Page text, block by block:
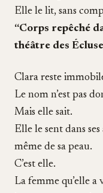
Elle le lit, sans
“Corps repêché
théâtre des
Clara reste
Le nom n’est pas
Mais elle sait.
Elle le sent dans
même de sa peau.
C’est elle.
La femme qu’elle a